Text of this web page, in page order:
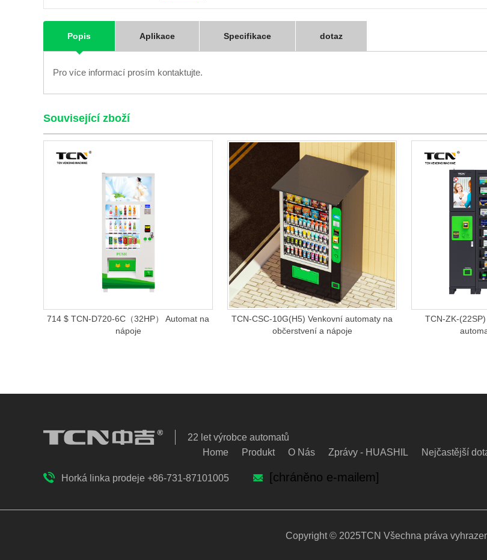
Popis Aplikace Specifikace dotaz
Pro více informací prosím kontaktujte.
Související zboží
714 $ TCN-D720-6C（32HP） Automat na
nápoje
TCN-CSC-10G(H5) Venkovní automaty na
občerstvení a nápoje
TCN-ZK-
22 let výrobce automatů
Home
Produkt O Nás Zprávy - HUASHIL Nejčastější
Horká linka prodeje +86-731-87101005 [chráněno e-mailem]
Copyright © 2025TCN Všechna práva